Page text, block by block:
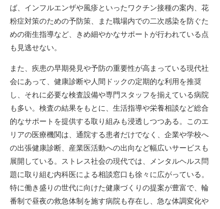
ば、インフルエンザや風疹といったワクチン接種の案内、花
粉症対策のための予防策、また職場内での二次感染を防ぐた
めの衛生指導など、きめ細やかなサポートが行われている点
も見逃せない。
また、疾患の早期発見や予防の重要性が高まっている現代社
会にあって、健康診断や人間ドックの定期的な利用を推奨
し、それに必要な検査設備や専門スタッフを揃えている病院
も多い。検査の結果をもとに、生活指導や栄養相談など総合
的なサポートを提供する取り組みも浸透しつつある。このエ
リアの医療機関は、通院する患者だけでなく、企業や学校へ
の出張健康診断、産業医活動への出向など幅広いサービスも
展開している。ストレス社会の現代では、メンタルヘルス問
題に取り組む内科医による相談窓口も徐々に広がっている。
特に働き盛りの世代に向けた健康づくりの提案が豊富で、輪
番制で昼夜の救急体制を施す病院も存在し、急な体調変化や